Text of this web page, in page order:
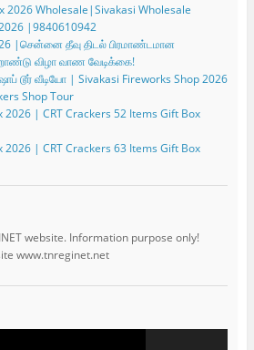
2026 Wholesale|Sivakasi Wholesale
|9840610942
|சென்னை தீவு திடல் பிரமாண்டமான
விழா வாண வேடிக்கை!
டூர் வீடியோ | Sivakasi Fireworks Shop 2026
Shop Tour
| CRT Crackers 52 Items Gift Box
| CRT Crackers 63 Items Gift Box
website. Information purpose only!
www.tnreginet.net